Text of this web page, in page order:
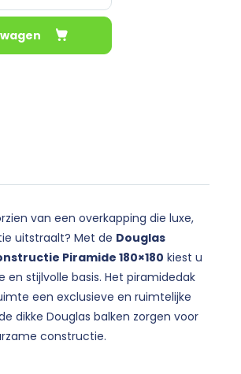
van een overkapping die luxe,
uitstraalt? Met de Douglas
Piramide 180×180 kiest u
en stijlvolle basis. Het piramidedak
een exclusieve en ruimtelijke
dikke Douglas balken zorgen voor
constructie.